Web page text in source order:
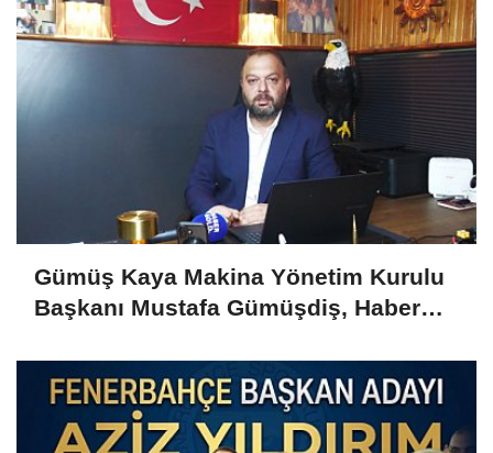
Gümüş Kaya Makina Yönetim Kurulu
Başkanı Mustafa Gümüşdiş, Haber